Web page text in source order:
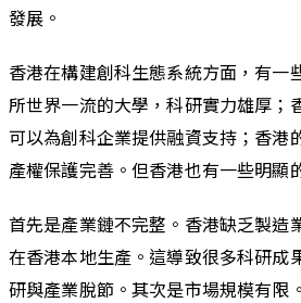
發展。
香港在構建創科生態系統方面，有一
所世界一流的大學，科研實力雄厚；
可以為創科企業提供融資支持；香港
產權保護完善。但香港也有一些明顯
首先是產業鏈不完整。香港缺乏製造
在香港本地生產。這導致很多科研成
研與產業脫節。其次是市場規模有限